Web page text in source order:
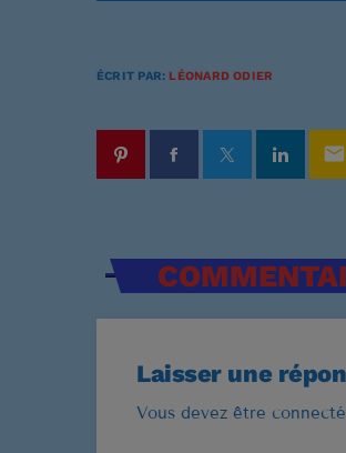
ÉCRIT PAR: LÉONARD ODIER
email
Laisser une
Vous devez être